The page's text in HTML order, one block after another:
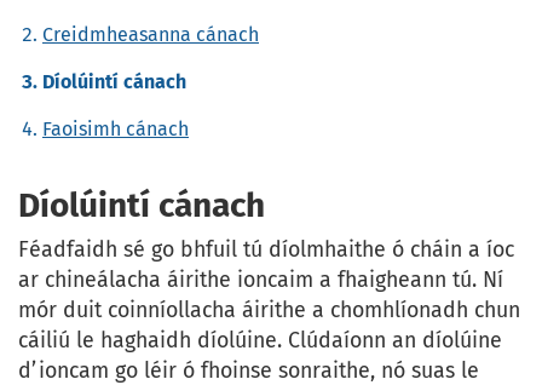
Creidmheasanna cánach
Díolúintí cánach
Faoisimh cánach
Díolúintí cánach
Féadfaidh sé go bhfuil tú díolmhaithe ó cháin a íoc
ar chineálacha áirithe ioncaim a fhaigheann tú. Ní
mór duit coinníollacha áirithe a chomhlíonadh chun
cáiliú le haghaidh díolúine. Clúdaíonn an díolúine
d’ioncam go léir ó fhoinse sonraithe, nó suas le